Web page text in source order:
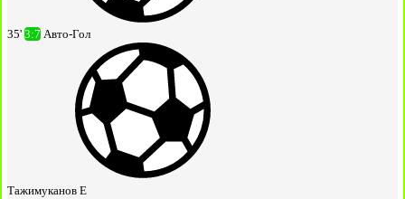
35' 3:7 Авто-Гол
Тажимуканов Е